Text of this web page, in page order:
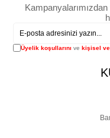
Üyelik koşullarını vekişisel